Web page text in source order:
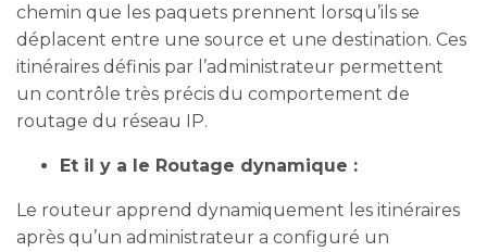
chemin que les paquets prennent lorsqu’ils se
déplacent entre une source et une destination. Ces
itinéraires définis par l’administrateur permettent
un contrôle très précis du comportement de
routage du réseau IP.
Et il y a le Routage dynamique :
Le routeur apprend dynamiquement les itinéraires
après qu’un administrateur a configuré un